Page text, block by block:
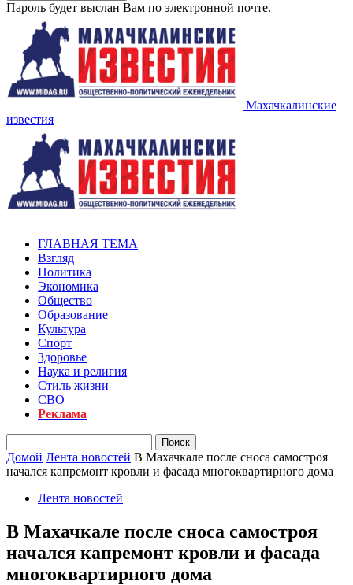
Пароль будет выслан Вам по электронной почте.
Махачкалинские
известия
ГЛАВНАЯ ТЕМА
Взгляд
Политика
Экономика
Общество
Образование
Культура
Спорт
Здоровье
Наука и религия
Стиль жизни
СВО
Реклама
Домой Лента новостей В Махачкале после сноса самостроя
начался капремонт кровли и фасада многоквартирного дома
Лента новостей
В Махачкале после сноса самостроя
начался капремонт кровли и фасада
многоквартирного дома